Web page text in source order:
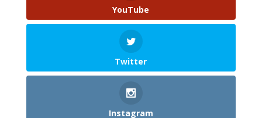
YouTube
Twitter
Instagram